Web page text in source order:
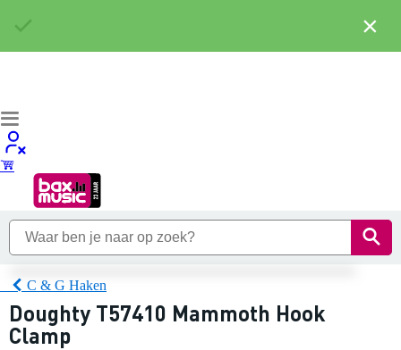
C & G Haken
Doughty T57410 Mammoth Hook
Clamp
×